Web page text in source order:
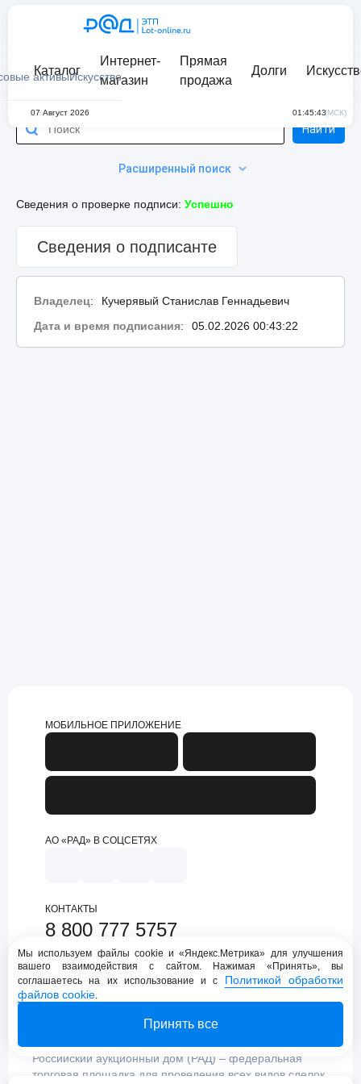
активыИскусство
Каталог
Интернет-
магазин
Прямая
продажа
Долги
07 Август 2026 01:45:43(МСК)
Расширенный поиск
Найти
Сведения о проверке подписи: Успешно
Сведения о подписанте
Владелец:
Кучерявый Станислав Геннадьевич
Дата и время подписания: 05.02.2026 00:43:22
МОБИЛЬНОЕ ПРИЛОЖЕНИЕ
АО «РАД» В СОЦСЕТЯХ
КОНТАКТЫ
8 800 777 5757
support@lot-online.ru
Техническая поддержка
Российский аукционный дом (РАД) – федеральная
торговая площадка для проведения всех видов сделок
Мы используем файлы cookie и «Яндекс.Метрика» для улучшения
вашего взаимодействия с сайтом. Нажимая «Принять», вы
соглашаетесь на их использование и с Политикой обработки
файлов cookie.
Принять все